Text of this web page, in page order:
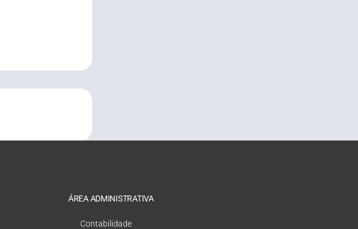
ÁREA ADMINISTRATIVA
Contabilidade